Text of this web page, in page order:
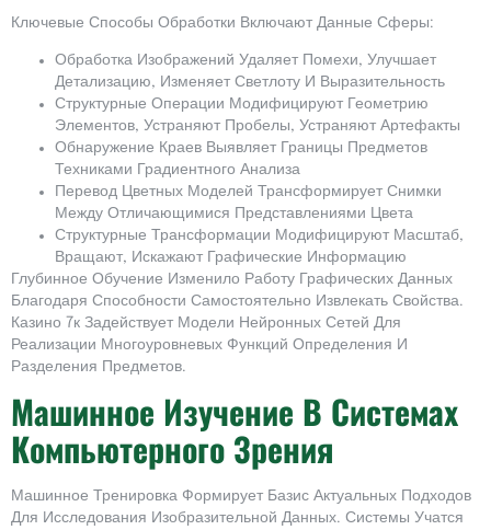
Ключевые Способы Обработки Включают Данные Сферы:
Обработка Изображений Удаляет Помехи, Улучшает
Детализацию, Изменяет Светлоту И Выразительность
Структурные Операции Модифицируют Геометрию
Элементов, Устраняют Пробелы, Устраняют Артефакты
Обнаружение Краев Выявляет Границы Предметов
Техниками Градиентного Анализа
Перевод Цветных Моделей Трансформирует Снимки
Между Отличающимися Представлениями Цвета
Структурные Трансформации Модифицируют Масштаб,
Вращают, Искажают Графические Информацию
Глубинное Обучение Изменило Работу Графических Данных
Благодаря Способности Самостоятельно Извлекать Свойства.
Казино 7к Задействует Модели Нейронных Сетей Для
Реализации Многоуровневых Функций Определения И
Разделения Предметов.
Машинное Изучение В Системах
Компьютерного Зрения
Машинное Тренировка Формирует Базис Актуальных Подходов
Для Исследования Изобразительной Данных. Системы Учатся